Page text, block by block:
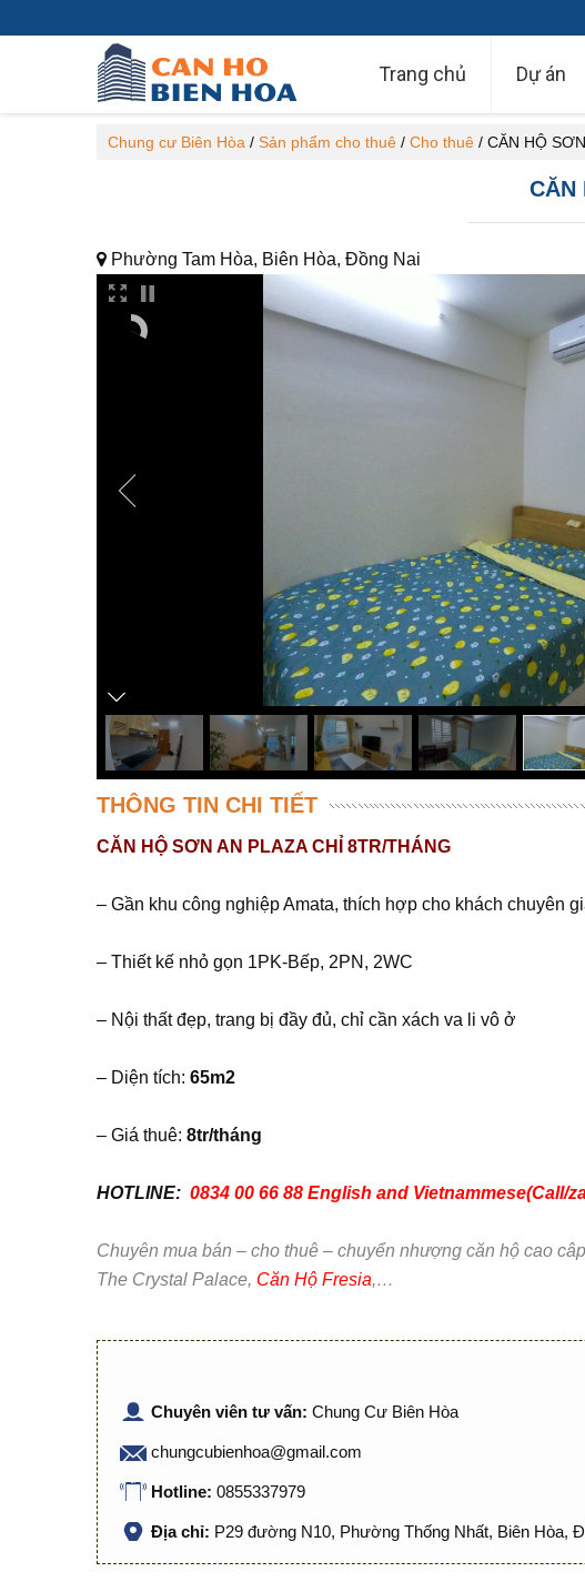
Trang chủ Dự án
Chung cư Biên Hòa / Sản phẩm cho thuê / Cho thuê / CĂN HỘ
CĂN
Phường Tam Hòa, Biên Hòa, Đồng Nai
THÔNG TIN CHI TIẾT
CĂN HỘ SƠN AN PLAZA CHỈ 8TR/THÁNG
– Gần khu công nghiệp Amata, thích hợp cho khách chuyên
– Thiết kế nhỏ gọn 1PK-Bếp, 2PN, 2WC
– Nội thất đẹp, trang bị đầy đủ, chỉ cần xách va li vô ở
– Diện tích: 65m2
– Giá thuê: 8tr/tháng
HOTLINE: 0834 00 66 88 English and
Chuyên mua bán – cho thuê – chuyển nhượng căn hộ cao
The Crystal Palace, Căn Hộ Fresia,…
Chuyên viên tư vấn: Chung Cư Biên Hòa
chungcubienhoa@gmail.com
Hotline: 0855337979
Địa chỉ: P29 đường N10, Phường Thống Nhất, Biên Hòa,